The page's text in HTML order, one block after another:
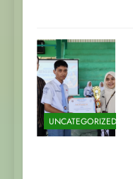
UNCATEGORIZED